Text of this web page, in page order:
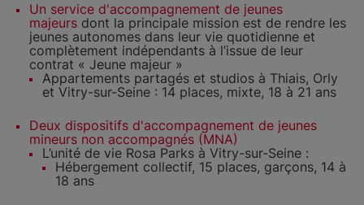
Un service d'accompagnement de jeunes
majeurs dont la principale mission est de rendre les
jeunes autonomes dans leur vie quotidienne et
complètement indépendants à l’issue de leur
contrat « Jeune majeur »
Appartements partagés et studios à Thiais, Orly
et Vitry-sur-Seine : 14 places, mixte, 18 à 21 ans
Deux dispositifs d'accompagnement de jeunes
mineurs non accompagnés (MNA)
L’unité de vie Rosa Parks à Vitry-sur-Seine :
Hébergement collectif, 15 places, garçons, 14 à
18 ans